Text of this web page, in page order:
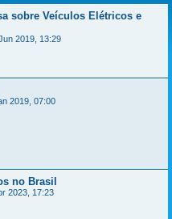
sobre Veículos Elétricos e
2019, 13:29
2019, 07:00
no Brasil
2023, 17:23